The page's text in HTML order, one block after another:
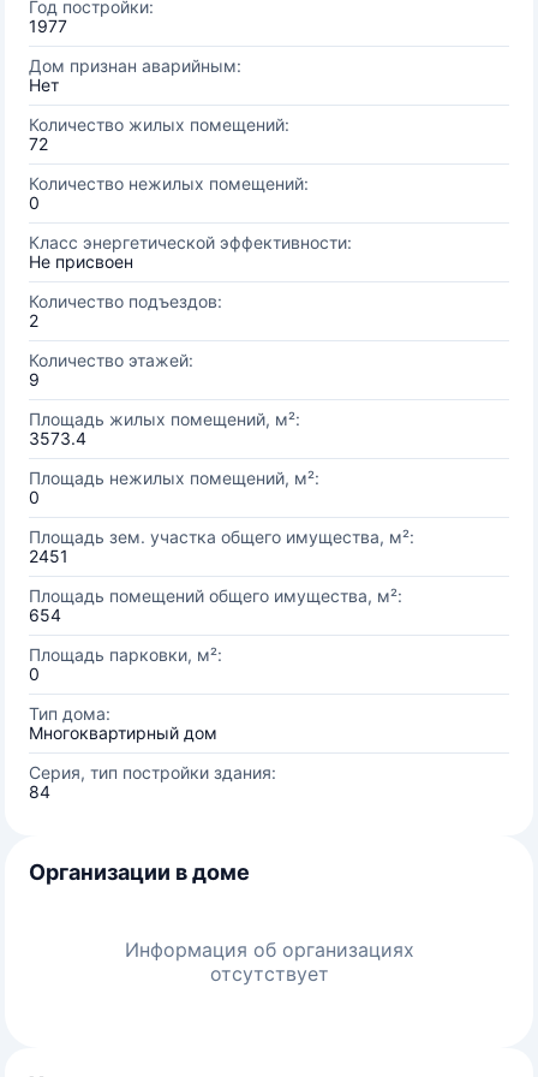
Год постройки:
1977
Дом признан аварийным:
Нет
Количество жилых помещений:
72
Количество нежилых помещений:
0
Класс энергетической эффективности:
Не присвоен
Количество подъездов:
2
Количество этажей:
9
Площадь жилых помещений, м²:
3573.4
Площадь нежилых помещений, м²:
0
Площадь зем. участка общего имущества, м²:
2451
Площадь помещений общего имущества, м²:
654
Площадь парковки, м²:
0
Тип дома:
Многоквартирный дом
Серия, тип постройки здания:
84
Организации в доме
Информация об организациях
отсутствует